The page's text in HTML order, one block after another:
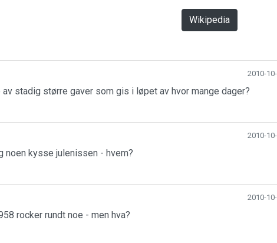
Wikipedia
2010-
stadig større gaver som gis i løpet av hvor mange dager?
2010-
noen kysse julenissen - hvem?
2010-
rocker rundt noe - men hva?